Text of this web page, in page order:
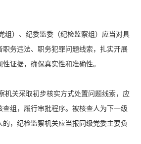
组）、纪委监委（纪检监察组）应当对具
职务违法、职务犯罪问题线索，扎实开展
证据，确保真实性和准确性。
机关采取初步核实方式处置问题线索，应
查组，履行审批程序。被核查人为下一级
的，纪检监察机关应当报同级党委主要负